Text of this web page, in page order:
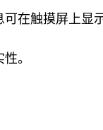
在触摸屏上显
。